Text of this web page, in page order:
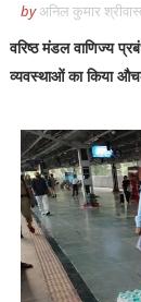
byअनिल कुमार
वरिष्ठ मंडल वाणिज्य
व्यवस्थाओं का किया